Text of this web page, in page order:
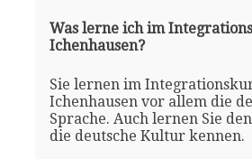
Was lerne ich im
Ichenhausen?
Sie lernen im
Ichenhausen vor allem die
Sprache. Auch lernen Sie
die deutsche Kultur kennen.